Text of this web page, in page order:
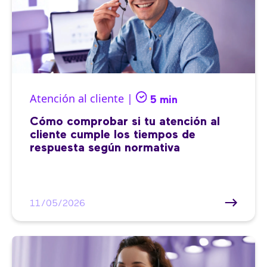
Atención al cliente | 5 min
Cómo comprobar si tu atención al
cliente cumple los tiempos de
respuesta según normativa
11/05/2026